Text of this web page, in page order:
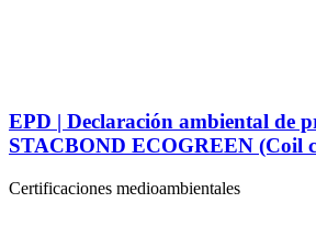
EPD | Declaración ambiental de
STACBOND ECOGREEN (Coil
Certificaciones medioambientales